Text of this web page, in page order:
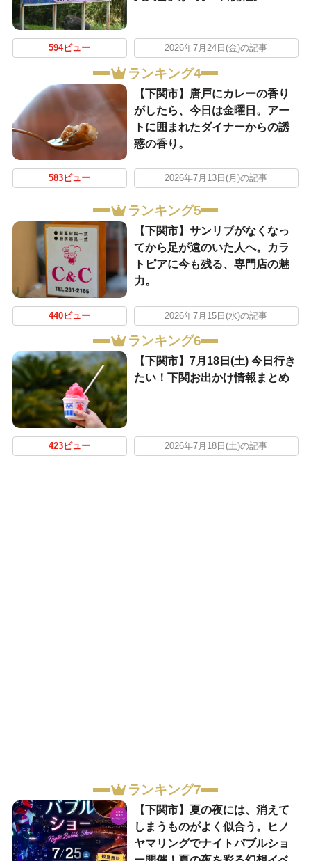
594ビュー 2026年7月24日(金)の記事
ランキング4
【下関市】唐戸にカレーの香り
がしたら、今日は金曜日。アー
トに囲まれたダイナーからの誘
惑の香り。
583ビュー 2026年7月13日(月)の記事
ランキング5
【下関市】サンリブがなくなっ
てから足が遠のいた人へ。カラ
トピアに今も残る、専門店の魅
力。
440ビュー 2026年7月15日(水)の記事
ランキング6
【下関市】7月18日(土) 今日行き
たい！下関お出かけ情報まとめ
423ビュー 2026年7月18日(土)の記事
ランキング7
【下関市】夏の夜には、消えて
しまうものがよく似合う。ヒノ
ヤマリングでナイトバブルショ